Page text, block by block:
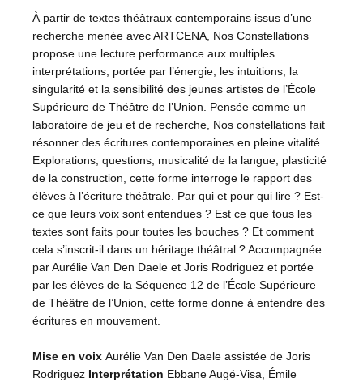
À partir de textes théâtraux contemporains issus d’une
recherche menée avec ARTCENA, Nos Constellations
propose une lecture performance aux multiples
interprétations, portée par l’énergie, les intuitions, la
singularité et la sensibilité des jeunes artistes de l’École
Supérieure de Théâtre de l’Union. Pensée comme un
laboratoire de jeu et de recherche, Nos constellations fait
résonner des écritures contemporaines en pleine vitalité.
Explorations, questions, musicalité de la langue, plasticité
de la construction, cette forme interroge le rapport des
élèves à l’écriture théâtrale. Par qui et pour qui lire ? Est-
ce que leurs voix sont entendues ? Est ce que tous les
textes sont faits pour toutes les bouches ? Et comment
cela s’inscrit-il dans un héritage théâtral ? Accompagnée
par Aurélie Van Den Daele et Joris Rodriguez et portée
par les élèves de la Séquence 12 de l’École Supérieure
de Théâtre de l’Union, cette forme donne à entendre des
écritures en mouvement.
Mise en voix Aurélie Van Den Daele assistée de Joris
Rodriguez Interprétation Ebbane Augé-Visa, Émile